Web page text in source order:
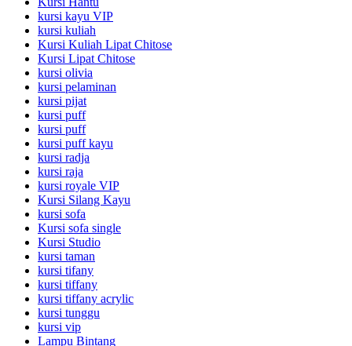
kursi kayu VIP
kursi kuliah
Kursi Kuliah Lipat Chitose
Kursi Lipat Chitose
kursi olivia
kursi pelaminan
kursi pijat
kursi puff
kursi puff
kursi puff kayu
kursi radja
kursi raja
kursi royale VIP
Kursi Silang Kayu
kursi sofa
Kursi sofa single
Kursi Studio
kursi taman
kursi tifany
kursi tiffany
kursi tiffany acrylic
kursi tunggu
kursi vip
Lampu Bintang